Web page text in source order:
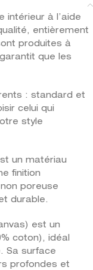
intérieur à l’aide
entièrement
produites à
que les
: standard et
celui qui
style
un matériau
finition
poreuse
durable.
est un
coton), idéal
Sa surface
profondes et